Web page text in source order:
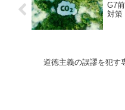
G7
対策
道徳主義の誤謬を犯す